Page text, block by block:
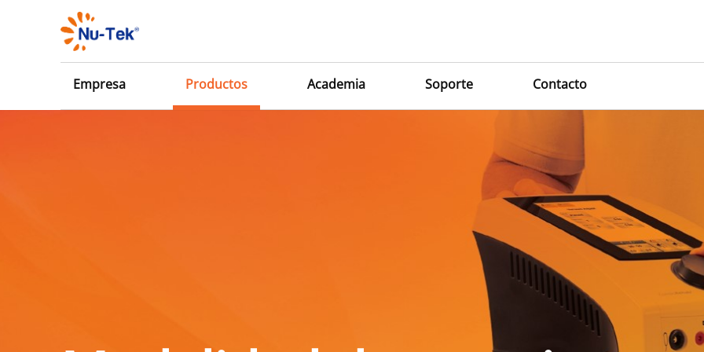
Empresa Productos Academia Soporte Contacto